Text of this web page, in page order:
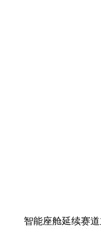
智能座舱延续赛道